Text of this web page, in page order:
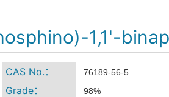
1,1'-
CAS No.： 76189-56-5
Grade： 98%